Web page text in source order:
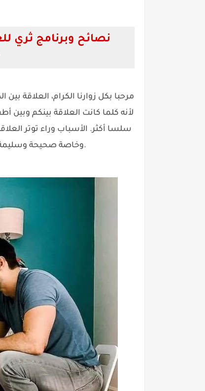
نصائح وبرنامج ثري
مرحبا بكل زوارنا الكرام، العلاقة
لأنه كلما كانت العلاقة بينكم وبين
سلسا أكثر. الأسباب وراء توتر
وخاصة صحيحة وسليمة، هذا ماسنتناوله في هذا المقال. تابعوا للنهاية.